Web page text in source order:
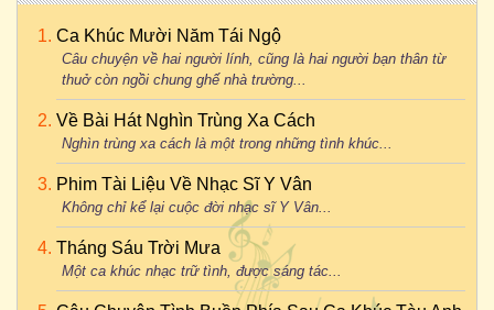
Ca Khúc Mười Năm Tái Ngộ
Câu chuyện về hai người lính, cũng là hai người bạn thân từ
thuở còn ngồi chung ghế nhà trường...
Về Bài Hát Nghìn Trùng Xa Cách
Nghìn trùng xa cách là một trong những tình khúc...
Phim Tài Liệu Về Nhạc Sĩ Y Vân
Không chỉ kể lại cuộc đời nhạc sĩ Y Vân...
Tháng Sáu Trời Mưa
Một ca khúc nhạc trữ tình, được sáng tác...